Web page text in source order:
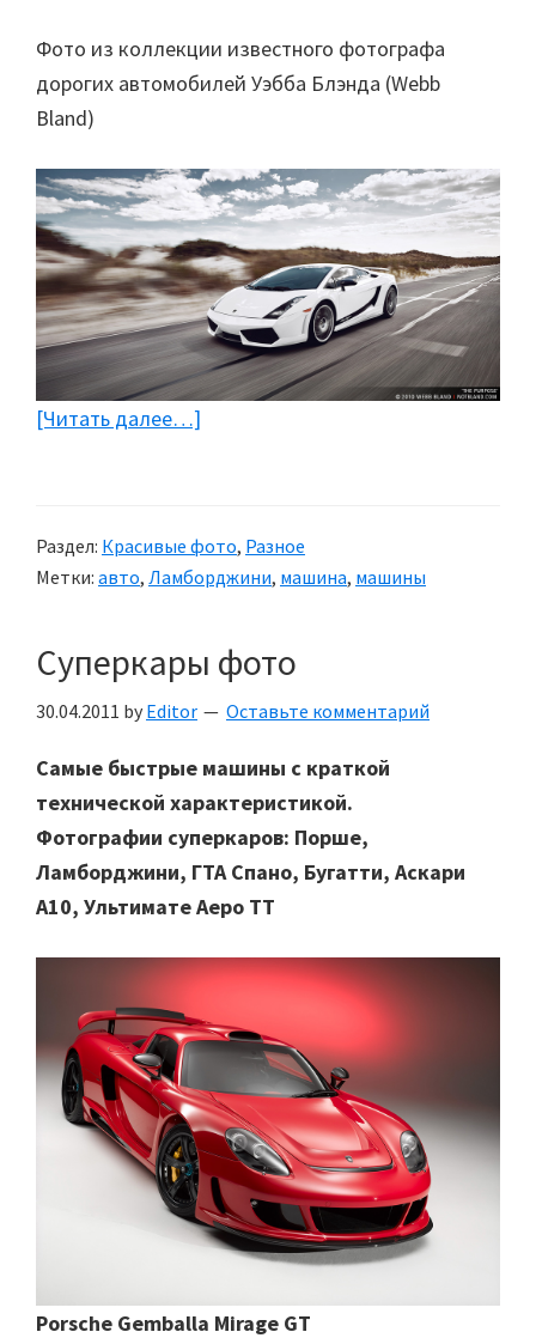
Фото из коллекции известного фотографа
дорогих автомобилей Уэбба Блэнда (Webb
Bland)
[Читать далее…]
(5
фото)
Раздел: Красивые фото, Разное
Метки: авто, Ламборджини, машина, машины
Суперкары фото
30.04.2011 by Editor Оставьте комментарий
Самые быстрые машины с краткой
технической характеристикой.
Фотографии суперкаров: Порше,
Ламборджини, ГТА Спано, Бугатти, Аскари
А10, Ультимате Аеро ТТ
Porsche Gemballa Mirage GT